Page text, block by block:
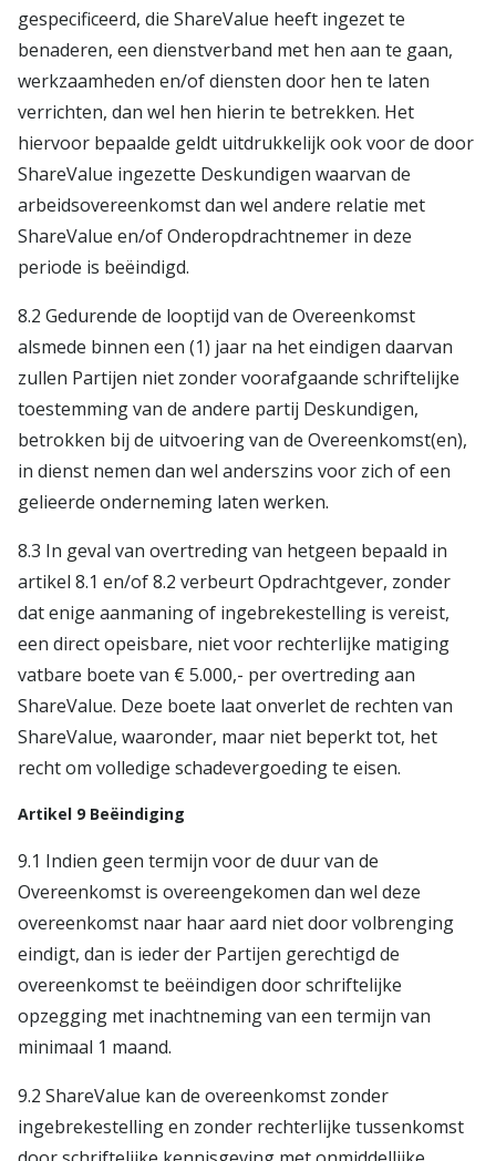
gespecificeerd, die ShareValue heeft ingezet te
benaderen, een dienstverband met hen aan te gaan,
werkzaamheden en/of diensten door hen te laten
verrichten, dan wel hen hierin te betrekken. Het
hiervoor bepaalde geldt uitdrukkelijk ook voor de door
ShareValue ingezette Deskundigen waarvan de
arbeidsovereenkomst dan wel andere relatie met
ShareValue en/of Onderopdrachtnemer in deze
periode is beëindigd.
8.2 Gedurende de looptijd van de Overeenkomst
alsmede binnen een (1) jaar na het eindigen daarvan
zullen Partijen niet zonder voorafgaande schriftelijke
toestemming van de andere partij Deskundigen,
betrokken bij de uitvoering van de Overeenkomst(en),
in dienst nemen dan wel anderszins voor zich of een
gelieerde onderneming laten werken.
8.3 In geval van overtreding van hetgeen bepaald in
artikel 8.1 en/of 8.2 verbeurt Opdrachtgever, zonder
dat enige aanmaning of ingebrekestelling is vereist,
een direct opeisbare, niet voor rechterlijke matiging
vatbare boete van € 5.000,- per overtreding aan
ShareValue. Deze boete laat onverlet de rechten van
ShareValue, waaronder, maar niet beperkt tot, het
recht om volledige schadevergoeding te eisen.
Artikel 9 Beëindiging
9.1 Indien geen termijn voor de duur van de
Overeenkomst is overeengekomen dan wel deze
overeenkomst naar haar aard niet door volbrenging
eindigt, dan is ieder der Partijen gerechtigd de
overeenkomst te beëindigen door schriftelijke
opzegging met inachtneming van een termijn van
minimaal 1 maand.
9.2 ShareValue kan de overeenkomst zonder
ingebrekestelling en zonder rechterlijke tussenkomst